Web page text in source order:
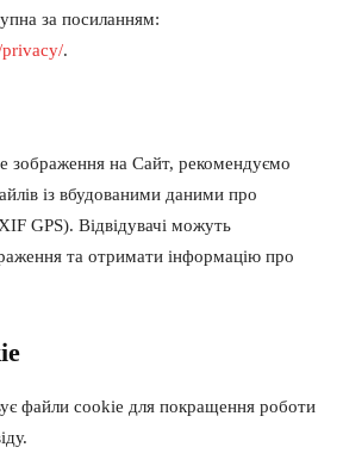
за посиланням:
privacy/.
зображення на Сайт, рекомендуємо
із вбудованими даними про
GPS). Відвідувачі можуть
та отримати інформацію про
файли cookie для покращення роботи